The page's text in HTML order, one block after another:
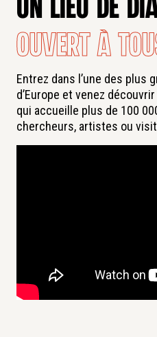
un lieu de
ouvert à
Entrez dans l’une des plus
d’Europe et venez
qui accueille plus de 100
chercheurs, artistes ou